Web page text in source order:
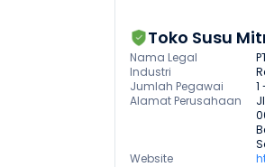
Toko Susu
Nama Legal
Industri
Jumlah Pegawai
Alamat Perusahaan
Website